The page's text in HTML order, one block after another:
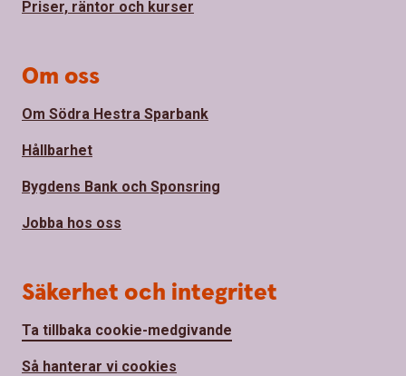
Priser, räntor och kurser
Om oss
Om Södra Hestra Sparbank
Hållbarhet
Bygdens Bank och Sponsring
Jobba hos oss
Säkerhet och integritet
Ta tillbaka cookie-medgivande
Så hanterar vi cookies